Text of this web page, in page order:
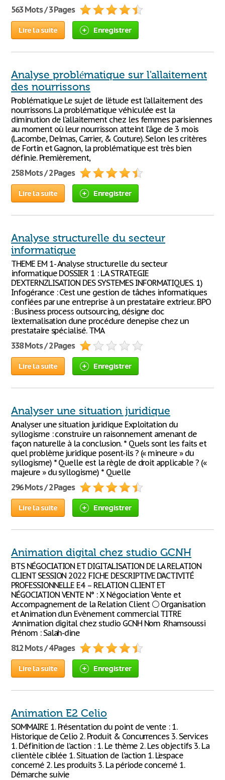
563 Mots / 3 Pages
Lire la suite Enregistrer
Analyse problématique sur l'allaitement
des nourrissons
Problématique Le sujet de l’étude est l’allaitement des
nourrissons. La problématique véhiculée est la
diminution de l’allaitement chez les femmes parisiennes
au moment où leur nourrisson atteint l’âge de 3 mois
(Lacombe, Delmas, Carrier, & Couture). Selon les critères
de Fortin et Gagnon, la problématique est très bien
définie. Premièrement,
258 Mots / 2 Pages
Lire la suite Enregistrer
Analyse structurelle du secteur
informatique
THEME EM 1- Analyse structurelle du secteur
informatique DOSSIER 1 : LA STRATEGIE
D’EXTERNZLISATION DES SYSTEMES INFORMATIQUES. 1)
Infogérance : C’est une gestion de tâches informatiques
confiées par une entreprise à un prestataire extrieur. BPO
: Business process outsourcing, désigne doc
l’externalisation dune procédure denepise chez un
prestataire spécialisé. TMA
338 Mots / 2 Pages
Lire la suite Enregistrer
Analyser une situation juridique
Analyser une situation juridique Exploitation du
syllogisme : construire un raisonnement amenant de
façon naturelle à la conclusion. * Quels sont les faits et
quel problème juridique posent-ils ? (« mineure » du
syllogisme) * Quelle est la règle de droit applicable ? («
majeure » du syllogisme) * Quelle
296 Mots / 2 Pages
Lire la suite Enregistrer
Animation digital chez studio GCNH
BTS NÉGOCIATION ET DIGITALISATION DE LA RELATION
CLIENT SESSION 2022 FICHE DESCRIPTIVE D’ACTIVITÉ
PROFESSIONNELLE E4 – RELATION CLIENT ET
NÉGOCIATION VENTE N° : X Négociation Vente et
Accompagnement de la Relation Client ⚪ Organisation
et Animation d’un Evènement commercial TITRE
:Annimation digital chez studio GCNH Nom :Rhamsoussi
Prénom : Salah-dine
812 Mots / 4 Pages
Lire la suite Enregistrer
Animation E2 Celio
SOMMAIRE 1. Présentation du point de vente : 1.
Historique de Celio 2. Produit & Concurrences 3. Services
1. Définition de l’action : 1. Le thème 2. Les objectifs 3. La
clientèle ciblée 1. Situation de l’action 1. L’espace
concerné 2. Les produits 3. La période concerné 1.
Démarche suivie